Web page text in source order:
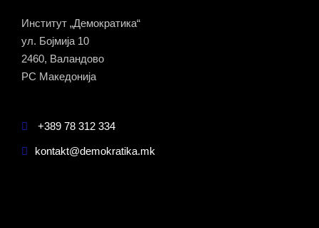
Институт „Демократика“
ул. Бојмија 10
2460, Валандово
РС Македонија
+389 78 312 334
kontakt@demokratika.mk